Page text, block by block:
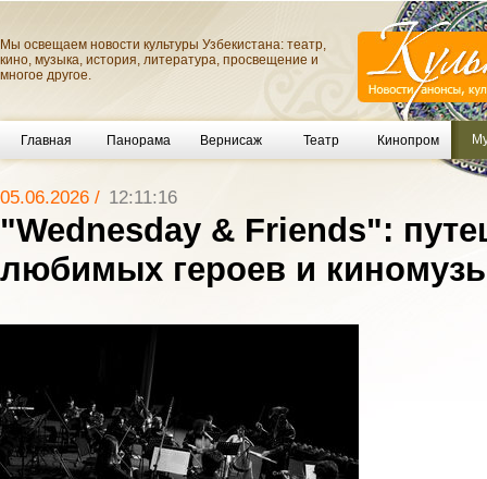
Мы освещаем новости культуры Узбекистана: театр,
кино, музыка, история, литература, просвещение и
многое другое.
Главная Панорама Вернисаж Театр Кинопром
05.06.2026 / 12:11:16
"Wednesday & Friends":
любимых героев и